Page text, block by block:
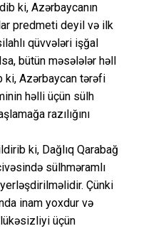
ki, Azərbaycanın
predmeti deyil və ilk
qüvvələri işğal
bütün məsələlər həll
ki, Azərbaycan tərəfi
həlli üçün sülh
razılığını
ki, Dağlıq Qarabağ
sülhməramlı
Çünki
inam yoxdur və
üçün